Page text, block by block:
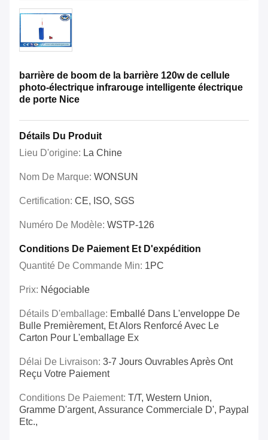
barrière de boom de la barrière 120w de cellule
photo-électrique infrarouge intelligente électrique
de porte Nice
Détails Du Produit
Lieu D'origine: La Chine
Nom De Marque: WONSUN
Certification: CE, ISO, SGS
Numéro De Modèle: WSTP-126
Conditions De Paiement Et D'expédition
Quantité De Commande Min: 1PC
Prix: Négociable
Détails D'emballage: Emballé Dans L'enveloppe De
Bulle Premièrement, Et Alors Renforcé Avec Le
Carton Pour L'emballage Ex
Délai De Livraison: 3-7 Jours Ouvrables Après Ont
Reçu Votre Paiement
Conditions De Paiement: T/T, Western Union,
Gramme D'argent, Assurance Commerciale D', Paypal
Etc.,